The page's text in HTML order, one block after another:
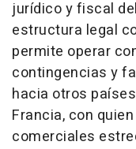
jurídico y fiscal
estructura legal
permite operar
contingencias y
hacia otros
Francia, con
comerciales